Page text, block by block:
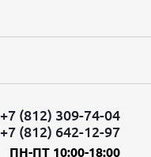
+7 (812) 309-74-04
+7 (812) 642-12-97
ПН-ПТ 10:00-18:00